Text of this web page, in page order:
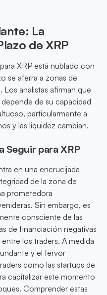
La
de XRP
XRP está nublado con
se aferra a zonas de
analistas afirman que
de su capacidad
particularmente a
y las liquidez cambian.
Seguir para XRP
en una encrucijada
de la zona de
prometedora
Sin embargo, es
consciente de las
de financiación negativas
los traders. A medida
y el fervor
como las startups de
capitalizar este momento
Comprender estas